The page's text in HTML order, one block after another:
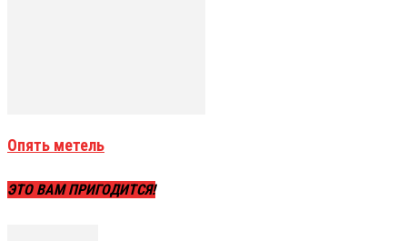
Опять метель
ЭТО ВАМ ПРИГОДИТСЯ!